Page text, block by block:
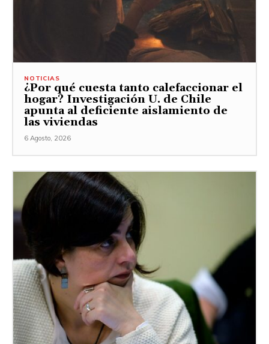
NOTICIAS
¿Por qué cuesta tanto calefaccionar el
hogar? Investigación U. de Chile
apunta al deficiente aislamiento de
las viviendas
6 Agosto, 2026